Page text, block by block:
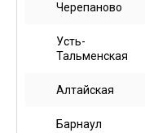
Черепаново
Усть-
Тальменская
Алтайская
Барнаул